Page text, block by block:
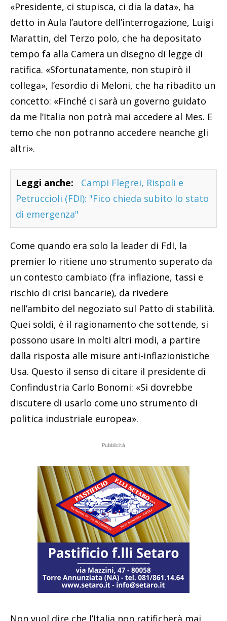
«Presidente, ci stupisca, ci dia la data», ha
detto in Aula l’autore dell’interrogazione, Luigi
Marattin, del Terzo polo, che ha depositato
tempo fa alla Camera un disegno di legge di
ratifica. «Sfortunatamente, non stupirò il
collega», l’esordio di Meloni, che ha ribadito un
concetto: «Finché ci sarà un governo guidato
da me l’Italia non potrà mai accedere al Mes. E
temo che non potranno accedere neanche gli
altri».
Leggi anche:
Campi Flegrei, Rispoli e
Petruccioli (FDI): "Fico chieda subito lo stato
di emergenza"
Come quando era solo la leader di FdI, la
premier lo ritiene uno strumento superato da
un contesto cambiato (fra inflazione, tassi e
rischio di crisi bancarie), da rivedere
nell’ambito del negoziato sul Patto di stabilità.
Quei soldi, è il ragionamento che sottende, si
possono usare in molti altri modi, a partire
dalla risposta alle misure anti-inflazionistiche
Usa. Questo il senso di citare il presidente di
Confindustria Carlo Bonomi: «Si dovrebbe
discutere di usarlo come uno strumento di
politica industriale europea».
Pubblicità
Non vuol dire che l’Italia non ratificherà mai,